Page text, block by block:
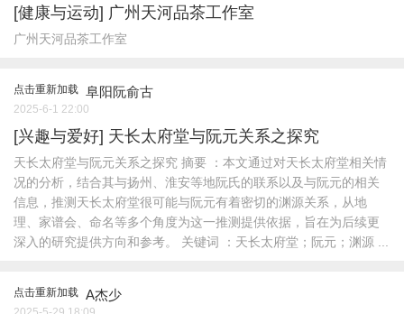
[健康与运动] 广州天河品茶工作室
广州天河品茶工作室
点击重新加载 阜阳阮俞古
2025-6-1 22:00
[兴趣与爱好] 天长太府堂与阮元关系之探究
天长太府堂与阮元关系之探究 摘要​ ：本文通过对天长太府堂相关情
况的分析，结合其与扬州、淮安等地阮氏的联系以及与阮元的相关
信息，推测天长太府堂很可能与阮元有着密切的渊源关系，从地
理、家谱会、命名等多个角度为这一推测提供依据，旨在为后续更
深入的研究提供方向和参考。 ​关键词​ ：天长太府堂；阮元；渊源 ...
点击重新加载 A杰少